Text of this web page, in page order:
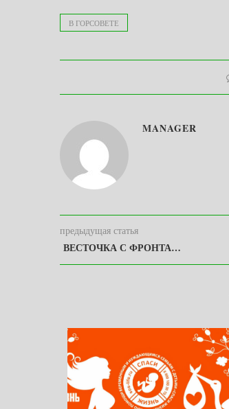
В ГОРСОВЕТЕ
MANAGER
предыдущая статья
ВЕСТОЧКА С ФРОНТА…